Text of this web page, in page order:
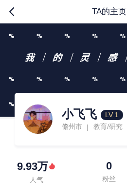
TA的主页
小飞飞
LV.1
儋州市
| 教育/研究
9.93万
人气
0
粉丝